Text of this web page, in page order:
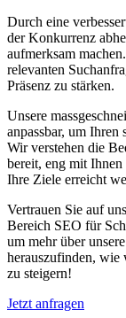
Durch eine
der Konkurrenz
aufmerksam
relevanten
Präsenz zu stärken.
Unsere
anpassbar, um
Wir verstehen die
bereit, eng mit Ihnen
Ihre Ziele erreicht
Vertrauen Sie auf
Bereich SEO für
um mehr über
herauszufinden,
zu steigern!
Jetzt anfragen